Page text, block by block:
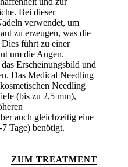
Bei dieser
verwendet, um
zu erzeugen, was die
führt zu einer
um die Augen.
Erscheinungsbild und
Das Medical Needling
Needling
(bis zu 2,5 mm),
auch gleichzeitig eine
Tage) benötigt.
ZUM TREATMENT